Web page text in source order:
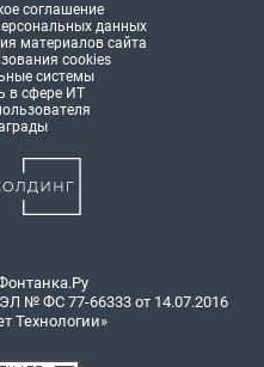
соглашение
данных
материалов сайта
cookies
системы
в сфере ИТ
№ ФС 77-66333 от 14.07.2016
Технологии»